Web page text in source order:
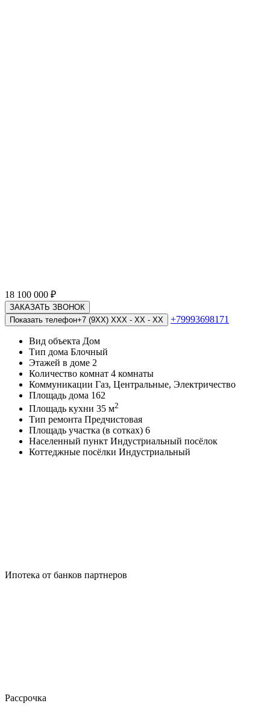
18 100 000 ₽
ЗАКАЗАТЬ ЗВОНОК
Показать телефон+7 (9XX) XXX - XX - XX +79993698171
Вид объекта Дом
Тип дома Блочный
Этажей в доме 2
Количество комнат 4 комнаты
Коммуникации Газ, Центральные, Электричество
Площадь дома 162
Площадь кухни 35 м2
Тип ремонта Предчистовая
Площадь участка (в сотках) 6
Населенный пункт Индустриальный посёлок
Коттеджные посёлки Индустриальный
Ипотека от банков партнеров
Рассрочка